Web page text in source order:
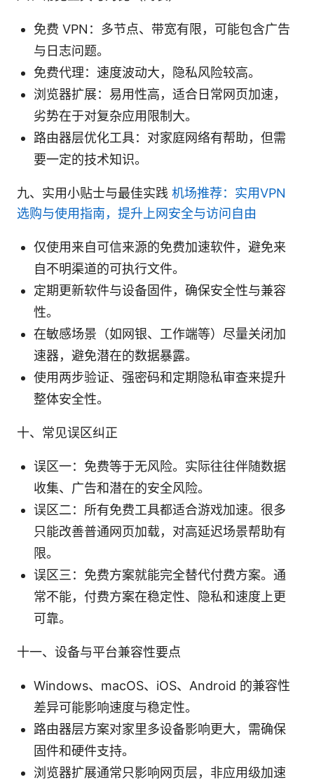
免费 VPN：多节点、带宽有限，可能包含广告
与日志问题。
免费代理：速度波动大，隐私风险较高。
浏览器扩展：易用性高，适合日常网页加速，
劣势在于对复杂应用限制大。
路由器层优化工具：对家庭网络有帮助，但需
要一定的技术知识。
九、实用小贴士与最佳实践 机场推荐：实用VPN
选购与使用指南，提升上网安全与访问自由
仅使用来自可信来源的免费加速软件，避免来
自不明渠道的可执行文件。
定期更新软件与设备固件，确保安全性与兼容
性。
在敏感场景（如网银、工作端等）尽量关闭加
速器，避免潜在的数据暴露。
使用两步验证、强密码和定期隐私审查来提升
整体安全性。
十、常见误区纠正
误区一：免费等于无风险。实际往往伴随数据
收集、广告和潜在的安全风险。
误区二：所有免费工具都适合游戏加速。很多
只能改善普通网页加载，对高延迟场景帮助有
限。
误区三：免费方案就能完全替代付费方案。通
常不能，付费方案在稳定性、隐私和速度上更
可靠。
十一、设备与平台兼容性要点
Windows、macOS、iOS、Android 的兼容性
差异可能影响速度与稳定性。
路由器层方案对家里多设备影响更大，需确保
固件和硬件支持。
浏览器扩展通常只影响网页层，非应用级加速